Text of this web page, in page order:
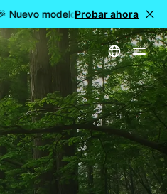
Nuevo modelo DISPONIBLE:
Probar ahora
gratis para videos